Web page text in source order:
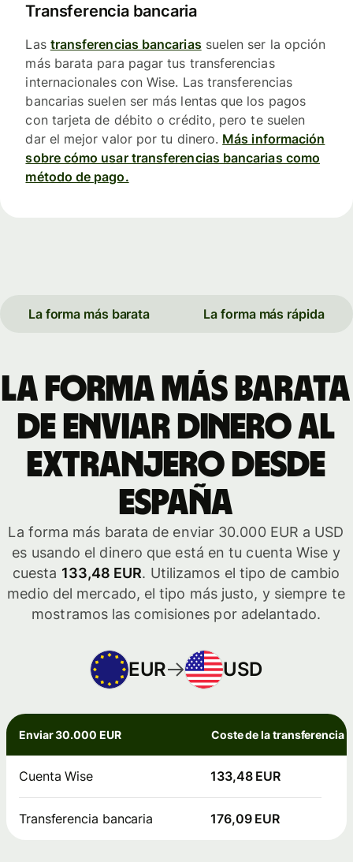
Transferencia bancaria
Las transferencias bancariassuelen ser la opción
más barata para pagar tus transferencias
internacionales con Wise. Las transferencias
bancarias suelen ser más lentas que los pagos
con tarjeta de débito o crédito, pero te suelen
dar el mejor valor por tu dinero. Más información
sobre cómo usar transferencias bancarias como
método de pago.
La forma más barata La forma más rápida
La forma más barata
de enviar dinero al
extranjero desde
España
La forma más barata de enviar 30.000 EUR a USD
es usando el dinero que está en tu cuenta Wise y
cuesta 133,48 EUR. Utilizamos el tipo de cambio
medio del mercado, el tipo más justo, y siempre te
mostramos las comisiones por adelantado.
EUR USD
Enviar 30.000 EUR Coste de la transferencia
Cuenta Wise 133,48 EUR
Transferencia bancaria 176,09 EUR